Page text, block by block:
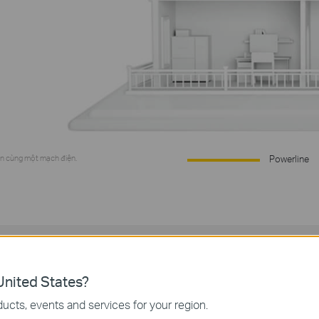
cùng một mạch điện. Powerline
AV1000 và phạm vi
States?
events and services for your region.